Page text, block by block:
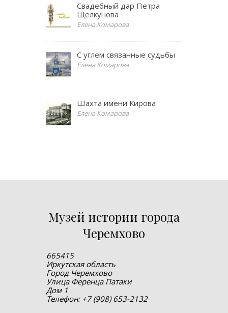
Свадебный дар Петра
Щелкунова
Елена Комарова
С углем связанные судьбы
Елена Комарова
Шахта имени Кирова
Елена Комарова
Музей истории города
Черемхово
665415
Иркутская область
Город Черемхово
Улица Ференца Патаки
Дом 1
Телефон: +7 (908) 653-2132